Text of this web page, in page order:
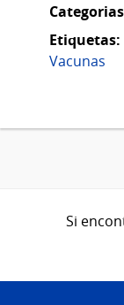
Etiquetas:
Vacunas
Si